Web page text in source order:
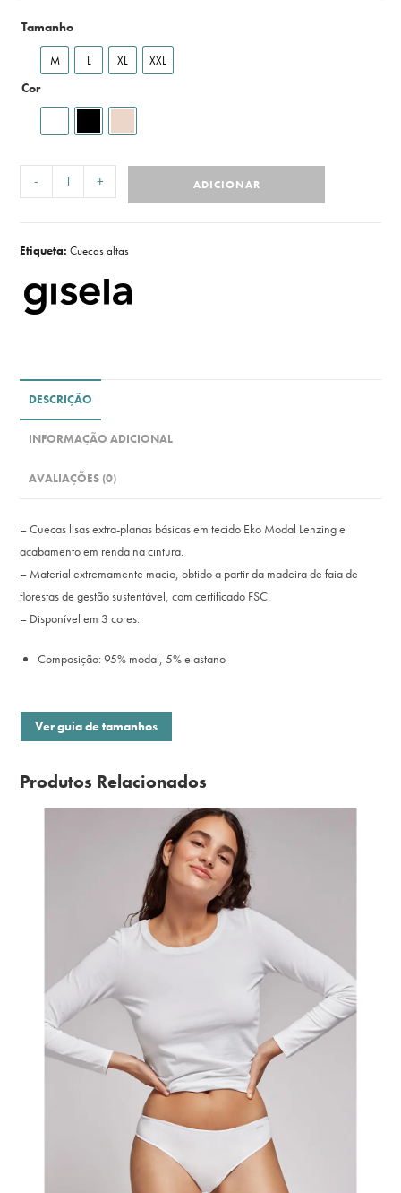
Tamanho
M L XL XXL
Cor
- + ADICIONAR
Etiqueta:Cuecas altas
DESCRIÇÃO
INFORMAÇÃO ADICIONAL
AVALIAÇÕES (0)
– Cuecas lisas extra-planas básicas em tecido Eko Modal Lenzing e
acabamento em renda na cintura.
– Material extremamente macio, obtido a partir da madeira de faia de
florestas de gestão sustentável, com certificado FSC.
– Disponível em 3 cores.
Composição: 95% modal, 5% elastano
Ver guia de tamanhos
Produtos Relacionados